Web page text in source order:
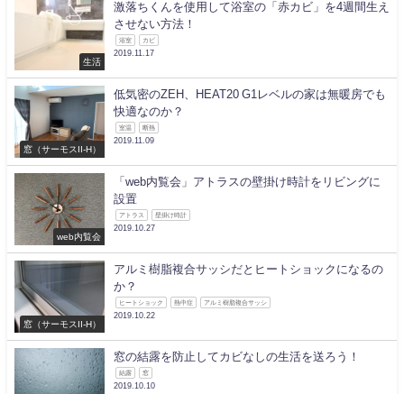
生活
激落ちくんを使用して浴室の「赤カビ」を4週間生え
させない方法！
浴室 カビ
2019.11.17
窓（サーモスII-H）
低気密のZEH、HEAT20 G1レベルの家は無暖房でも
快適なのか？
室温 断熱
2019.11.09
web内覧会
「web内覧会」アトラスの壁掛け時計をリビングに
設置
アトラス 壁掛け時計
2019.10.27
窓（サーモスII-H）
アルミ樹脂複合サッシだとヒートショックになるの
か？
ヒートショック 熱中症 アルミ樹脂複合サッシ
2019.10.22
窓の結露を防止してカビなしの生活を送ろう！
結露 窓
2019.10.10